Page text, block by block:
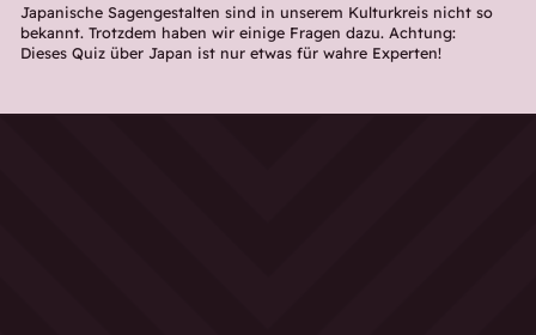
Japanische Sagengestalten sind in unserem Kulturkreis nicht so
bekannt. Trotzdem haben wir einige Fragen dazu. Achtung:
Dieses Quiz über Japan ist nur etwas für wahre Experten!